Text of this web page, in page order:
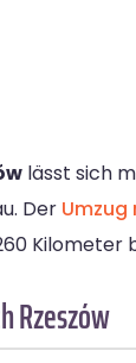
lässt sich
Der Umzug
Kilometer
Rzeszów